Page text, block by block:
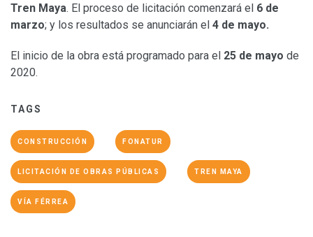
Tren Maya. El proceso de licitación comenzará el 6 de
marzo; y los resultados se anunciarán el 4 de mayo.
El inicio de la obra está programado para el 25 de mayo de
2020.
TAGS
CONSTRUCCIÓN FONATUR
LICITACIÓN DE OBRAS PÚBLICAS TREN MAYA
VÍA FÉRREA